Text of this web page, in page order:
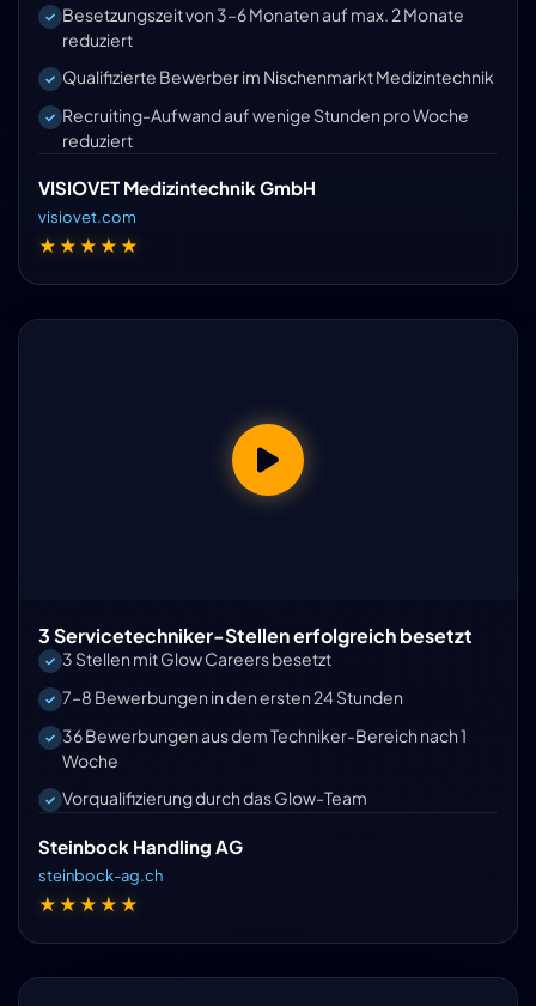
Besetzungszeit von 3–6 Monaten auf max. 2 Monate
reduziert
Qualifizierte Bewerber im Nischenmarkt Medizintechnik
Recruiting-Aufwand auf wenige Stunden pro Woche
reduziert
VISIOVET Medizintechnik GmbH
visiovet.com
★★★★★
3 Servicetechniker-Stellen erfolgreich besetzt
3 Stellen mit Glow Careers besetzt
7–8 Bewerbungen in den ersten 24 Stunden
36 Bewerbungen aus dem Techniker-Bereich nach 1
Woche
Vorqualifizierung durch das Glow-Team
Steinbock Handling AG
steinbock-ag.ch
★★★★★